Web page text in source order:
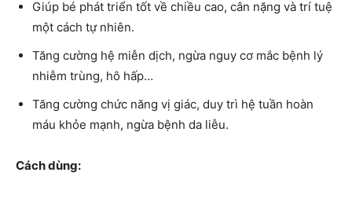
Giúp bé phát triển tốt về chiều cao, cân nặng và trí tuệ
một cách tự nhiên.
Tăng cường hệ miễn dịch, ngừa nguy cơ mắc bệnh lý
nhiễm trùng, hô hấp…
Tăng cường chức năng vị giác, duy trì hệ tuần hoàn
máu khỏe mạnh, ngừa bệnh da liễu.
Cách dùng: